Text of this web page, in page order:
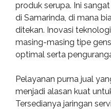
produk serupa. Ini
di Samarinda, di mana
ditekan. Inovasi
masing-masing tipe
optimal serta
Pelayanan purna jual
menjadi alasan kuat
Tersedianya jaringan